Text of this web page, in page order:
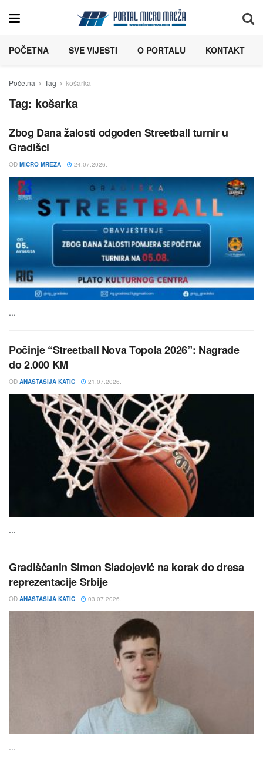
POČETNA SVE VIJESTI O PORTALU KONTAKT
Početna Tag košarka
Tag: košarka
Zbog Dana žalosti odgođen Streetball turnir u
Gradišci
OD MICRO MREŽA 24.07.2026.
...
Počinje “Streetball Nova Topola 2026”: Nagrade
do 2.000 KM
OD ANASTASIJA KATIC 21.07.2026.
...
Gradiščanin Simon Sladojević na korak do dresa
reprezentacije Srbije
OD ANASTASIJA KATIC 03.07.2026.
...